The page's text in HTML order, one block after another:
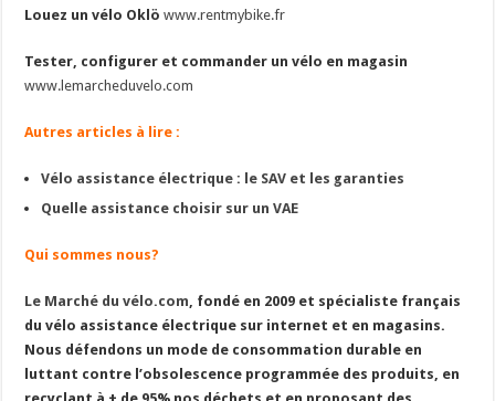
Louez un vélo Oklö www.rentmybike.fr
Tester, configurer et commander un vélo en magasin
www.lemarcheduvelo.com
Autres articles à lire :
Vélo assistance électrique : le SAV et les garanties
Quelle assistance choisir sur un VAE
Qui sommes nous?
Le Marché du vélo.com , fondé en 2009 et spécialiste français
du vélo assistance électrique sur internet et en magasins.
Nous défendons un mode de consommation durable en
luttant contre l’obsolescence programmée des produits, en